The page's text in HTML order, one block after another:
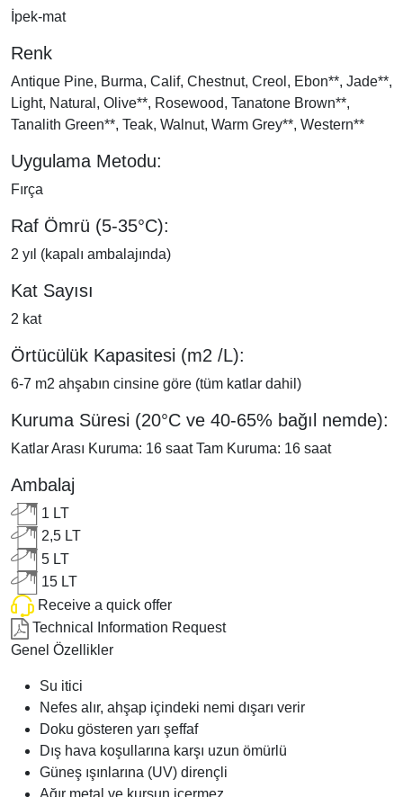
İpek-mat
Renk
Antique Pine, Burma, Calif, Chestnut, Creol, Ebon**, Jade**,
Light, Natural, Olive**, Rosewood, Tanatone Brown**,
Tanalith Green**, Teak, Walnut, Warm Grey**, Western**
Uygulama Metodu:
Fırça
Raf Ömrü (5-35°C):
2 yıl (kapalı ambalajında)
Kat Sayısı
2 kat
Örtücülük Kapasitesi (m2 /L):
6-7 m2 ahşabın cinsine göre (tüm katlar dahil)
Kuruma Süresi (20°C ve 40-65% bağıl nemde):
Katlar Arası Kuruma: 16 saat Tam Kuruma: 16 saat
Ambalaj
1 LT
2,5 LT
5 LT
15 LT
Receive a quick offer
Technical Information Request
Genel Özellikler
Su itici
Nefes alır, ahşap içindeki nemi dışarı verir
Doku gösteren yarı şeffaf
Dış hava koşullarına karşı uzun ömürlü
Güneş ışınlarına (UV) dirençli
Ağır metal ve kurşun içermez